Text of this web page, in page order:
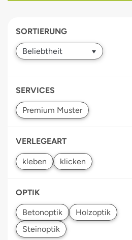
SORTIERUNG
SERVICES
VERLEGEART
OPTIK
Betonoptik
Holzoptik
Steinoptik